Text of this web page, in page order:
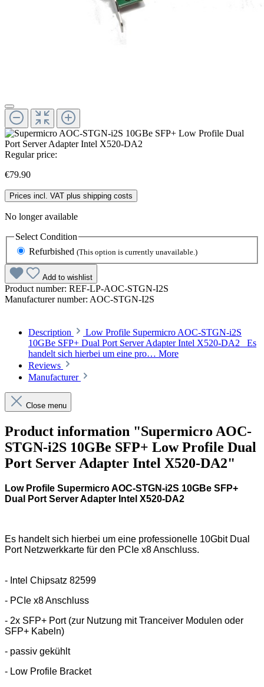
Regular price:
€79.90
Prices incl. VAT plus shipping costs
No longer available
Select Condition
Refurbished (This option is currently unavailable.)
Add to wishlist
Product number: REF-LP-AOC-STGN-I2S
Manufacturer number: AOC-STGN-I2S
Description
Low Profile Supermicro AOC-STGN-i2S
10GBe SFP+ Dual Port Server Adapter Intel X520-DA2 Es
handelt sich hierbei um eine pro… More
Reviews
Manufacturer
Close menu
Product information "Supermicro AOC-
STGN-i2S 10GBe SFP+ Low Profile Dual
Port Server Adapter Intel X520-DA2"
Low Profile Supermicro AOC-STGN-i2S 10GBe SFP+
Dual Port Server Adapter Intel X520-DA2
Es handelt sich hierbei um eine professionelle 10Gbit Dual
Port Netzwerkkarte für den PCIe x8 Anschluss.
- Intel Chipsatz 82599
- PCIe x8 Anschluss
- 2x SFP+ Port (zur Nutzung mit Tranceiver Modulen oder
SFP+ Kabeln)
- passiv gekühlt
- Low Profile Bracket